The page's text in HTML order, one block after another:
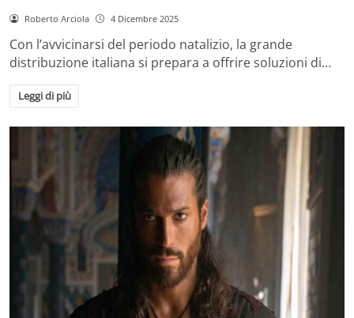
Roberto Arciola 4 Dicembre 2025
Con l’avvicinarsi del periodo natalizio, la grande
distribuzione italiana si prepara a offrire soluzioni di…
Leggi di più